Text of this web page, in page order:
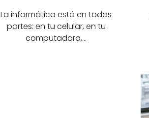
La informática está en todas
partes: en tu celular, en tu
computadora,…